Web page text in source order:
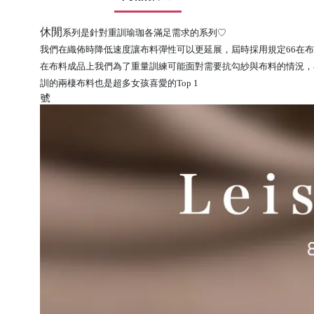
休閒 系列是針對重訓瑜珈各滿足需求的系列 ♡
我們在織佈時降低速度讓布料彈性可以更延展 ， 屆時採用規定66在
在布料成品上我們為了重量訓練可能面對需要抗勾紗與布料的情況 ，
訓的兩棲布料也是超多女孩喜愛的Top 1
號